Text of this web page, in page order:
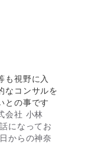
も視野に入
なコンサルを
との事です
会社 小林
になってお
からの神奈